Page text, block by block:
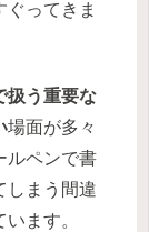
ぐってきま
扱う重要な
場面が多々
ルペンで書
しまう間違
ます。